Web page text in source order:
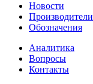
Новости
Производители
Обозначения
Аналитика
Вопросы
Контакты